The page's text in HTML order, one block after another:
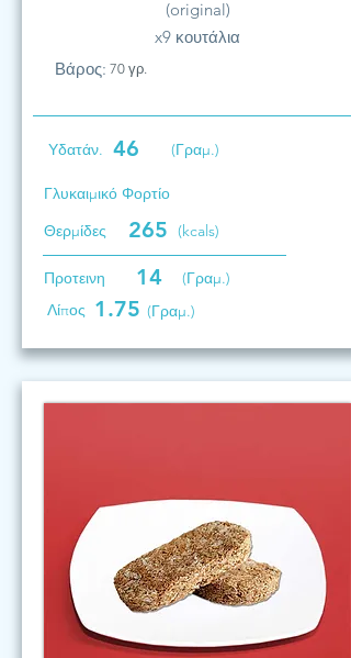
(original)
x9 κουτάλια
Βάρος: 70 γρ.
Υδατάν. 46 (Γραμ.)
Γλυκαιμικό Φορτίο
Θερμίδες
265 (kcals)
Προτεινη 14
(Γραμ.)
Λίπος 1.75 (Γραμ.)